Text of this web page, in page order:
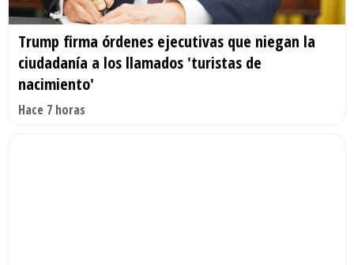
Trump firma órdenes ejecutivas que niegan la
ciudadanía a los llamados 'turistas de
nacimiento'
Hace 7 horas